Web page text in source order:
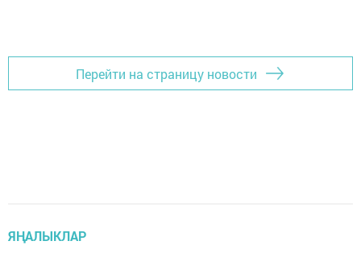
Перейти на страницу новости
ЯҢАЛЫКЛАР